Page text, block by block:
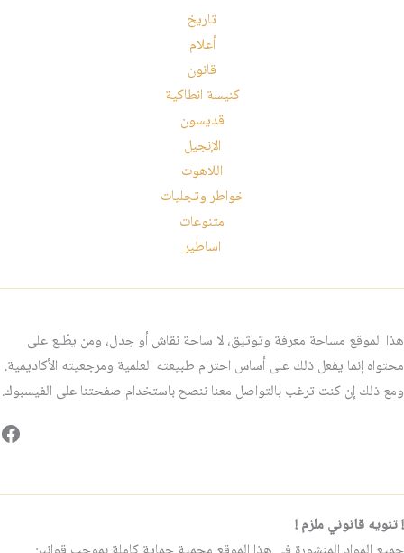
تاريخ
أعلام
قانون
كنيسة انطاكية
قديسون
الإنجيل
اللاهوت
خواطر وتجليات
متنوعات
اساطير
هذا الموقع مساحة معرفة وتوثيق، لا ساحة نقاش أو جدل، ومن يطّلع على
محتواه إنما يفعل ذلك على أساس احترام طبيعته العلمية ومرجعيته الأكاديمية.
ومع ذلك إن كنت ترغب بالتواصل معنا ننصح باستخدام صفحتنا على الفيسبوك.
! تنويه قانوني ملزم !